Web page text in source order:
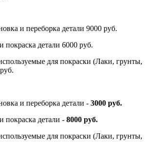
и переборка детали 9000 руб.
покраска детали 6000 руб.
для покраски (Лаки, грунты,
и переборка детали - 3000 руб.
покраска детали - 8000 руб.
для покраски (Лаки, грунты,